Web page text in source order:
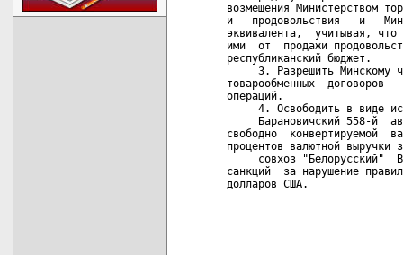
возмещения Министерством
и   продовольствия   и
эквивалента,  учитывая, что
ими  от  продажи
республиканский бюджет.
3. Разрешить Минскому
товарообменных  договоров
операций.
4. Освободить в виде
Барановичский 558-й
свободно  конвертируемой
процентов валютной выручки
совхоз "Белорусский"
санкций  за нарушение
долларов США.